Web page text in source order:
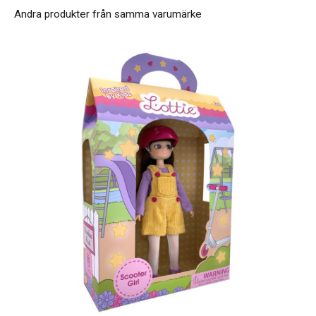
Asken inkluderar: T-shirt med muffinstryck
Silver kjol,
Glittrig djup rosa väska,
Silver sneakers
3 minikort (inbjudan, födelsedag, tack)
• Dock Längd: 18cm, supersöt!
• Detaljerade och fantasifulla kläder som är av- och
påtagbara med kardborreband
• Japanskt hår av mycket hög kvalitet som är väldigt
mjukt och borstbart.
• Rörliga fogar som uppmuntrar till kreativ lek.
• kulskåls armar (helt varv)
• Kulskåls höfter (tillåter split fram och bak och i
• "Klick Klick" böjbara knän
• huvudrörelser i sidled
Andra produkter från samma varumärke